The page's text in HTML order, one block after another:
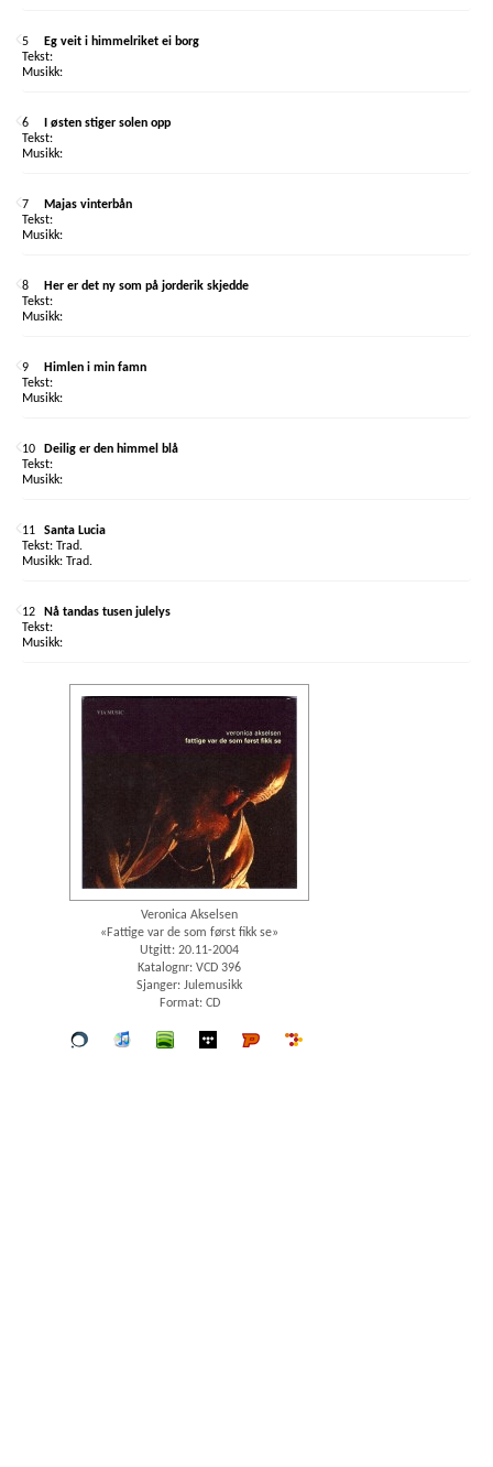
5 Eg veit i himmelriket ei borg
6 I østen stiger solen opp
7 Majas vinterbån
8 Her er det ny som på jorderik skjedde
9 Himlen i min famn
10 Deilig er den himmel blå
11
Santa Lucia
Trad.
Trad.
12 Nå tandas tusen julelys
Veronica Akselsen
«Fattige var de som først fikk se»
Utgitt: 20.11-2004
Katalognr: VCD 396
Sjanger: Julemusikk
Format: CD
Vår
iTunes spotify wimp Platekompaniet